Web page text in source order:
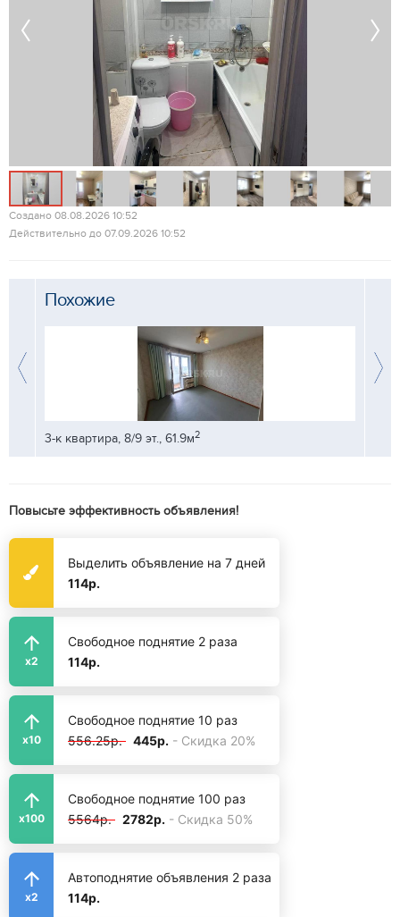
Создано 08.08.2026 10:52
Действительно до 07.09.2026 10:52
Похожие
3-к квартира, 8/9 эт., 61.9м2
Повысьте эффективность объявления!
Выделить объявление на 7 дней
114р.
x2
Свободное поднятие 2 раза
114р.
x10
Свободное поднятие 10 раз
556.25р. 445р. - Скидка 20%
x100
Свободное поднятие 100 раз
5564р. 2782р. - Скидка 50%
x2
Автоподнятие объявления 2 раза
114р.